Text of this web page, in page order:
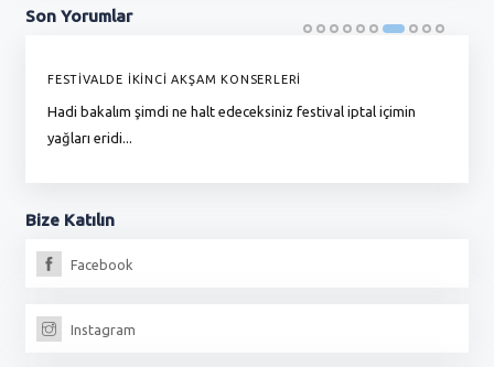
Son Yorumlar
FESTİVALDE İKİNCİ AKŞAM KONSERLERİ
Hadi bakalım şimdi ne halt edeceksiniz festival iptal içimin
yağları eridi...
Bize Katılın
Facebook
Instagram